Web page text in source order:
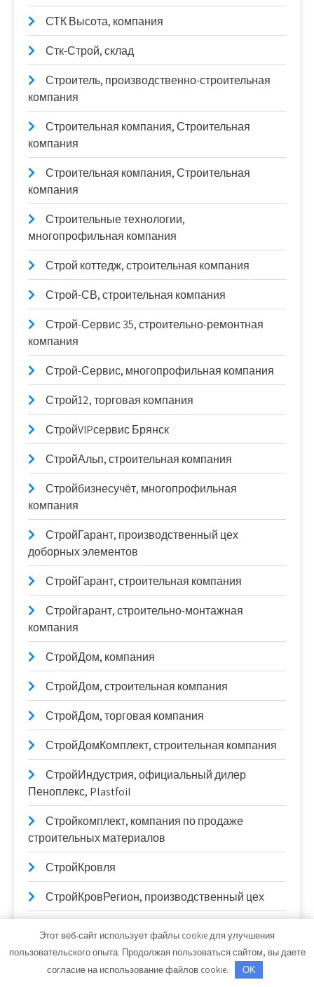
СТК Высота, компания
Стк-Строй, склад
Строитель, производственно-строительная
компания
Строительная компания, Строительная
компания
Строительная компания, Строительная
компания
Строительные технологии,
многопрофильная компания
Строй коттедж, строительная компания
Строй-СВ, строительная компания
Строй-Сервис 35, строительно-ремонтная
компания
Строй-Сервис, многопрофильная компания
Строй12, торговая компания
СтройVIPсервис Брянск
СтройАльп, строительная компания
Стройбизнесучёт, многопрофильная
компания
СтройГарант, производственный цех
доборных элементов
СтройГарант, строительная компания
Стройгарант, строительно-монтажная
компания
СтройДом, компания
СтройДом, строительная компания
СтройДом, торговая компания
СтройДомКомплект, строительная компания
СтройИндустрия, официальный дилер
Пеноплекс, Plastfoil
Стройкомплект, компания по продаже
строительных материалов
СтройКровля
СтройКровРегион, производственный цех
материалов
Строймастер, строительная компания
Этот веб-сайт использует файлы cookie для улучшения
пользовательского опыта. Продолжая пользоваться сайтом, вы даете
согласие на использование файлов cookie.
OK